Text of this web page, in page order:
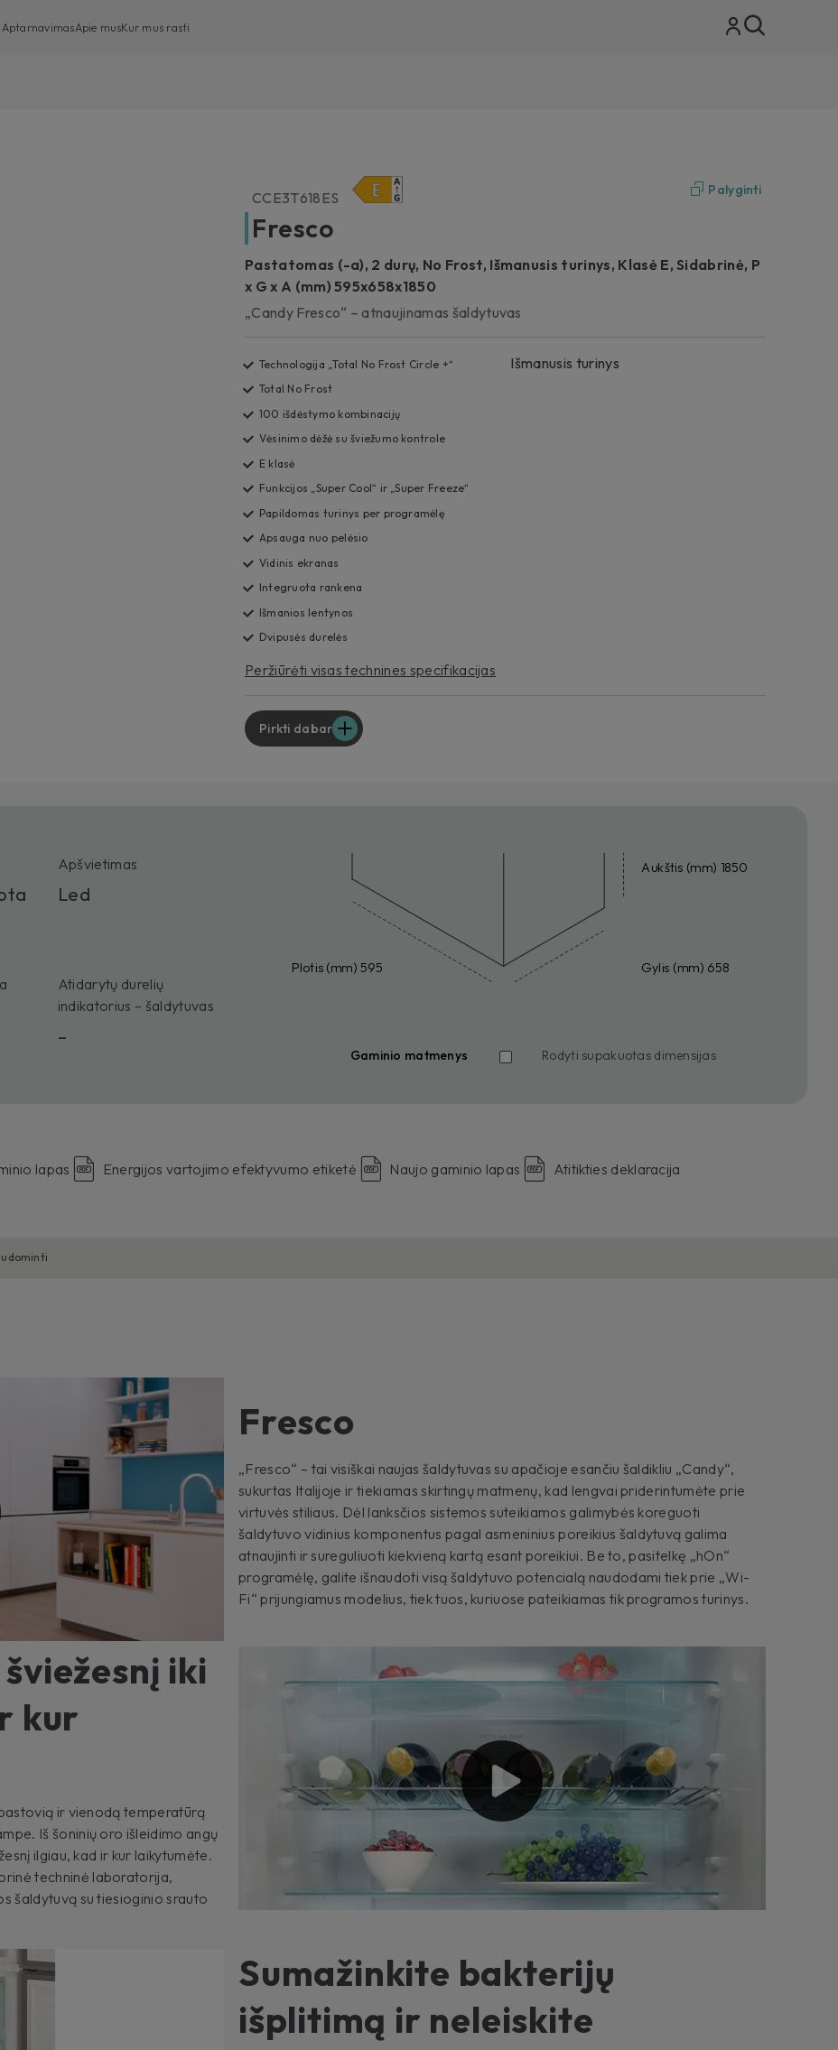
AptarnavimasApie musKur mus rasti
Palyginti
CCE3T618ES
Fresco
Pastatomas (-a), 2 durų, No Frost, Išmanusis turinys, Klasė E, Sidabrinė, P
x G x A (mm) 595x658x1850
„Candy Fresco“ – atnaujinamas šaldytuvas
Technologija „Total No Frost Circle +“
Total No Frost
100 išdėstymo kombinacijų
Vėsinimo dėžė su šviežumo kontrole
E klasė
Funkcijos „Super Cool“ ir „Super Freeze“
Papildomas turinys per programėlę
Apsauga nuo pelėsio
Vidinis ekranas
Integruota rankena
Išmanios lentynos
Dvipusės durelės
Peržiūrėti visas technines specifikacijas
Išmanusis turinys
Pirkti dabar
Apšvietimas
Led
Atidarytų durelių
indikatorius – šaldytuvas
–
Aukštis (mm) 1850
Gylis (mm) 658
Plotis (mm) 595
Gaminio matmenys Rodyti supakuotas dimensijas
lapas Energijos vartojimo efektyvumo etiketė Naujo gaminio lapas Atitikties deklaracija
Fresco
„Fresco“ – tai visiškai naujas šaldytuvas su apačioje esančiu šaldikliu „Candy“,
sukurtas Italijoje ir tiekiamas skirtingų matmenų, kad lengvai priderintumėte prie
virtuvės stiliaus. Dėl lanksčios sistemos suteikiamos galimybės koreguoti
šaldytuvo vidinius komponentus pagal asmeninius poreikius šaldytuvą galima
atnaujinti ir sureguliuoti kiekvieną kartą esant poreikiui. Be to, pasitelkę „hOn“
programėlę, galite išnaudoti visą šaldytuvo potencialą naudodami tiek prie „Wi-
Fi“ prijungiamus modelius, tiek tuos, kuriuose pateikiamas tik programos turinys.
iki
kur
ir vienodą temperatūrą
Iš šoninių oro išleidimo angų
ilgiau, kad ir kur laikytumėte.
techninė laboratorija,
šaldytuvą su tiesioginio srauto
Sumažinkite bakterijų
išplitimą ir neleiskite